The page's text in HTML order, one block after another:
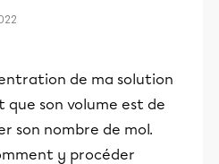
de ma solution
que son volume est de
son nombre de mol.
y procéder